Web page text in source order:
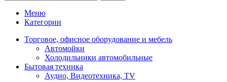
Меню
Категории
Торговое, офисное оборудование и мебель
Автомойки
Холодильники автомобильные
Бытовая техника
Аудио, Видеотехника, TV